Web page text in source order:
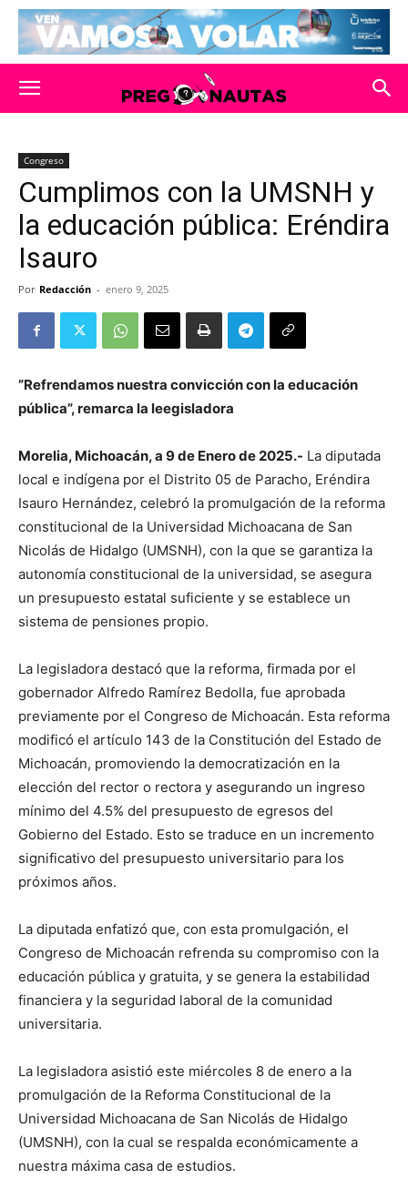
Congreso
Cumplimos con la UMSNH y
la educación pública: Eréndira
Isauro
Por Redacción - enero 9, 2025
”Refrendamos nuestra convicción con la educación
pública”, remarca la leegisladora
Morelia, Michoacán, a 9 de Enero de 2025.- La diputada
local e indígena por el Distrito 05 de Paracho, Eréndira
Isauro Hernández, celebró la promulgación de la reforma
constitucional de la Universidad Michoacana de San
Nicolás de Hidalgo (UMSNH), con la que se garantiza la
autonomía constitucional de la universidad, se asegura
un presupuesto estatal suficiente y se establece un
sistema de pensiones propio.
La legisladora destacó que la reforma, firmada por el
gobernador Alfredo Ramírez Bedolla, fue aprobada
previamente por el Congreso de Michoacán. Esta reforma
modificó el artículo 143 de la Constitución del Estado de
Michoacán, promoviendo la democratización en la
elección del rector o rectora y asegurando un ingreso
mínimo del 4.5% del presupuesto de egresos del
Gobierno del Estado. Esto se traduce en un incremento
significativo del presupuesto universitario para los
próximos años.
La diputada enfatizó que, con esta promulgación, el
Congreso de Michoacán refrenda su compromiso con la
educación pública y gratuita, y se genera la estabilidad
financiera y la seguridad laboral de la comunidad
universitaria.
La legisladora asistió este miércoles 8 de enero a la
promulgación de la Reforma Constitucional de la
Universidad Michoacana de San Nicolás de Hidalgo
(UMSNH), con la cual se respalda económicamente a
nuestra máxima casa de estudios.